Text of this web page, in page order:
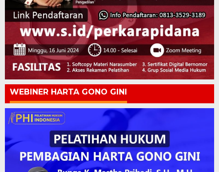
WEBINER HARTA GONO GINI